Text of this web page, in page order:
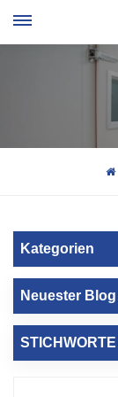
Kategorien
Neuester Blog
STICHWORTE